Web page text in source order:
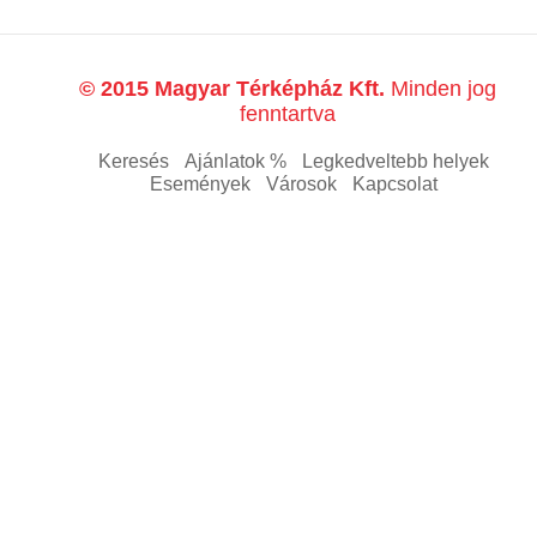
© 2015 Magyar Térképház Kft. Minden jog
fenntartva
Keresés Ajánlatok %
Legkedveltebb helyek
Események
Városok Kapcsolat